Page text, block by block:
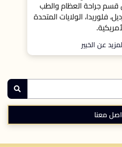
ميريلاند، الولايات المتحدة
اعرف المزيد عن الخبير
معنا